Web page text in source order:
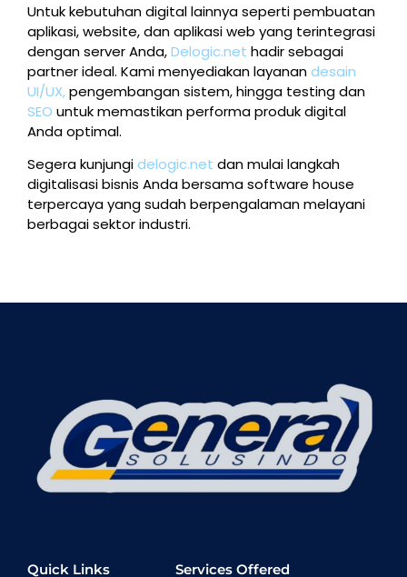
Untuk kebutuhan digital lainnya seperti pembuatan
aplikasi, website, dan aplikasi web yang terintegrasi
dengan server Anda,Delogic.net hadir sebagai
partner ideal. Kami menyediakan layanandesain
UI/UX,pengembangan sistem, hingga testing dan
SEO untuk memastikan performa produk digital
Anda optimal.
Segera kunjungidelogic.net dan mulai langkah
digitalisasi bisnis Anda bersama software house
terpercaya yang sudah berpengalaman melayani
berbagai sektor industri.
Quick Links
Services Offered